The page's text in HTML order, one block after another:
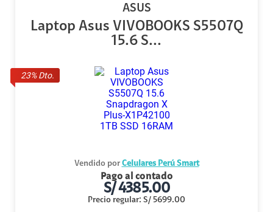
23% Dto.
ASUS
Laptop Asus VIVOBOOKS S5507Q
15.6 S...
Vendido por Celulares Perú Smart
Pago al contado
S/4385.00
Precio regular: S/ 5699.00